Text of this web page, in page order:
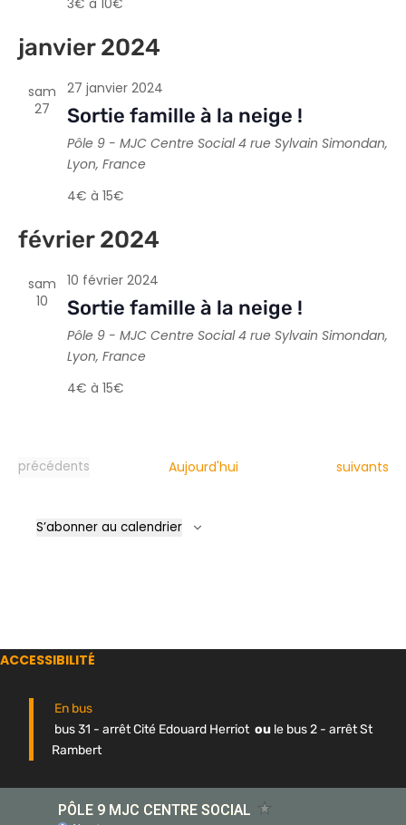
janvier 2024
sam
27
27 janvier 2024
Sortie famille à la neige !
Pôle 9 - MJC Centre Social4 rue Sylvain Simondan,
Lyon, France
4€ à 15€
février 2024
sam
10
10 février 2024
Sortie famille à la neige !
Pôle 9 - MJC Centre Social4 rue Sylvain Simondan,
Lyon, France
4€ à 15€
Évènements
précédents Aujourd'hui suivants
S’abonner au calendrier
ACCESSIBILITÉ
En bus
bus 31 - arrêt Cité Edouard Herriot ou le bus 2 - arrêt St
Rambert